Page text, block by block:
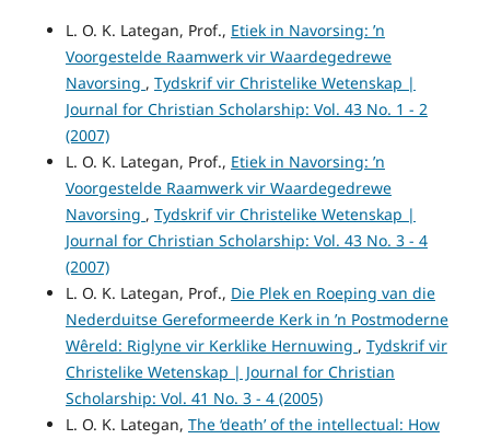
L. O. K. Lategan, Prof., Etiek in Navorsing: ’n
Voorgestelde Raamwerk vir Waardegedrewe
Navorsing , Tydskrif vir Christelike Wetenskap |
Journal for Christian Scholarship: Vol. 43 No. 1 - 2
(2007)
L. O. K. Lategan, Prof., Etiek in Navorsing: ’n
Voorgestelde Raamwerk vir Waardegedrewe
Navorsing , Tydskrif vir Christelike Wetenskap |
Journal for Christian Scholarship: Vol. 43 No. 3 - 4
(2007)
L. O. K. Lategan, Prof., Die Plek en Roeping van die
Nederduitse Gereformeerde Kerk in ’n Postmoderne
Wêreld: Riglyne vir Kerklike Hernuwing , Tydskrif vir
Christelike Wetenskap | Journal for Christian
Scholarship: Vol. 41 No. 3 - 4 (2005)
L. O. K. Lategan, The ‘death’ of the intellectual: How